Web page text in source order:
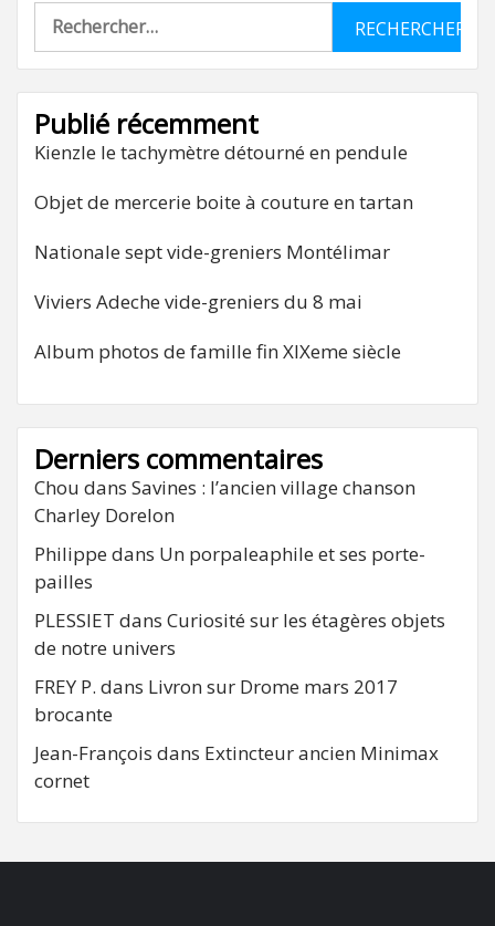
Rechercher :
Publié récemment
Kienzle le tachymètre détourné en pendule
Objet de mercerie boite à couture en tartan
Nationale sept vide-greniers Montélimar
Viviers Adeche vide-greniers du 8 mai
Album photos de famille fin XIXeme siècle
Derniers commentaires
Chou dans Savines : l’ancien village chanson
Charley Dorelon
Philippe dans Un porpaleaphile et ses porte-
pailles
PLESSIET dans Curiosité sur les étagères objets
de notre univers
FREY P. dans Livron sur Drome mars 2017
brocante
Jean-François dans Extincteur ancien Minimax
cornet